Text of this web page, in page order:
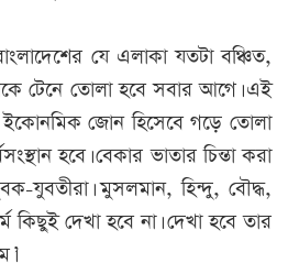
যে এলাকা যতটা বঞ্চিত,
টেনে তোলা হবে সবার আগে। এই
ইকোনমিক জোন হিসেবে গড়ে তোলা
হবে। বেকার ভাতার চিন্তা করা
যুবতীরা। মুসলমান, হিন্দু, বৌদ্ধ,
কিছুই দেখা হবে না। দেখা হবে তার